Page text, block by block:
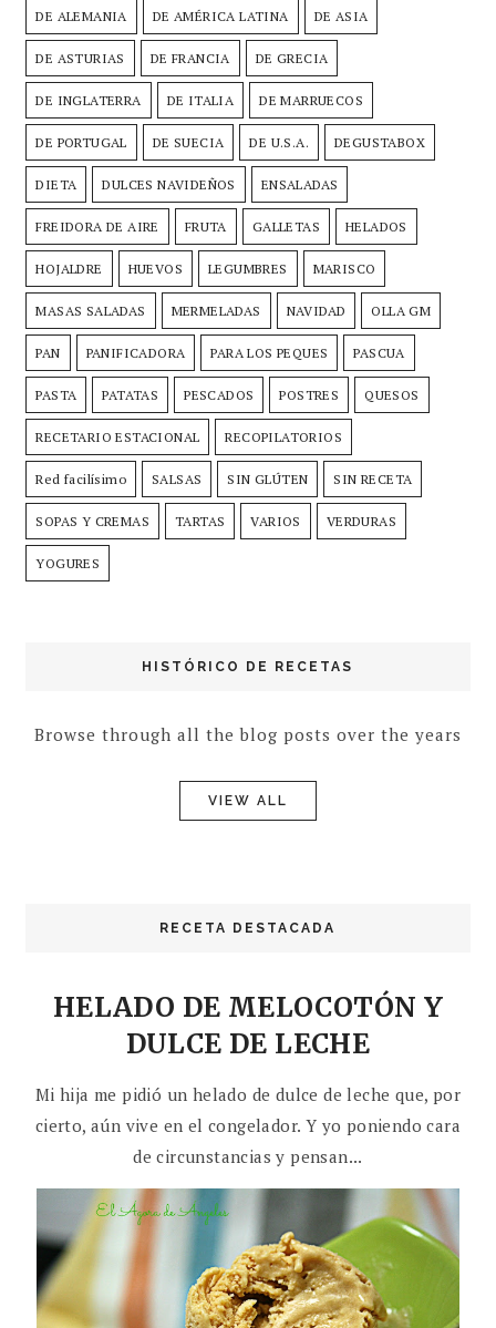
DE ALEMANIA DE AMÉRICA LATINA DE ASIA
DE ASTURIAS DE FRANCIA DE GRECIA
DE INGLATERRA DE ITALIA DE MARRUECOS
DE PORTUGAL DE SUECIA DE U.S.A. DEGUSTABOX
DIETA DULCES NAVIDEÑOS ENSALADAS
FREIDORA DE AIRE FRUTA GALLETAS HELADOS
HOJALDRE HUEVOS LEGUMBRES MARISCO
MASAS SALADAS MERMELADAS NAVIDAD OLLA GM
PAN PANIFICADORA PARA LOS PEQUES PASCUA
PASTA PATATAS PESCADOS POSTRES QUESOS
RECETARIO ESTACIONAL RECOPILATORIOS
Red facilísimo SALSAS SIN GLÚTEN SIN RECETA
SOPAS Y CREMAS TARTAS VARIOS VERDURAS
YOGURES
HISTÓRICO DE RECETAS
Browse through all the blog posts over the years
VIEW ALL
RECETA DESTACADA
HELADO DE MELOCOTÓN Y
DULCE DE LECHE
Mi hija me pidió un helado de dulce de leche que, por
cierto, aún vive en el congelador. Y yo poniendo cara
de circunstancias y pensan...